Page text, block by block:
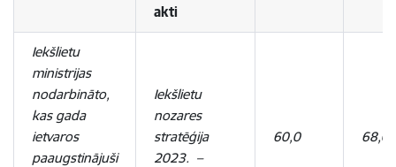
akti
Iekšlietu
ministrijas
nodarbināto,
kas gada
ietvaros
paaugstinājuši
Iekšlietu
nozares
stratēģija
2023. –
60,0 68,0